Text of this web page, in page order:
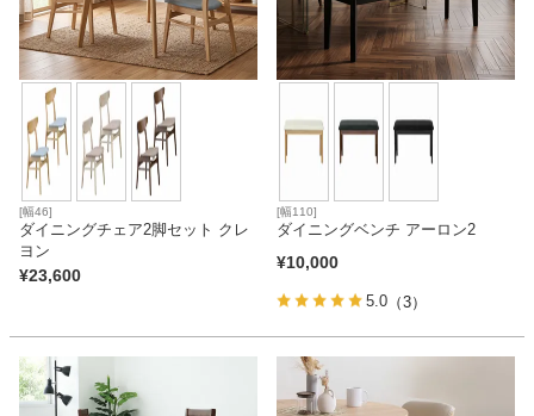
[幅46]
ダイニングチェア2脚セット クレ
ヨン
¥23,600
[幅110]
ダイニングベンチ アーロン2
¥10,000
5.0 （3）